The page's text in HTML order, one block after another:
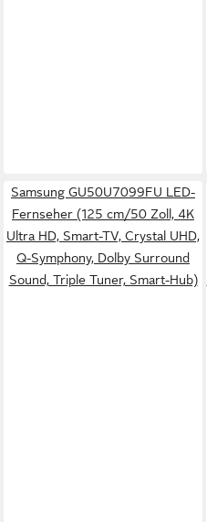
Samsung GU50U7099FU LED-
Fernseher (125 cm/50 Zoll, 4K
Ultra HD, Smart-TV, Crystal UHD,
Q-Symphony, Dolby Surround
Sound, Triple Tuner, Smart-Hub)